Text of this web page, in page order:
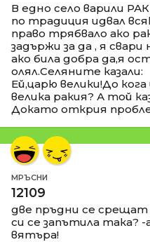
В едно село варили
по традиция идвал
право трябвало ако
задържи за да , я свари
ако била добра да,я
олял.Селяните казали:
Ей,царю велики!До
велика ракия? А той
Докато открия
МРЪСНИ
12109
две пръдни се
си се запътила така?
вятъра!